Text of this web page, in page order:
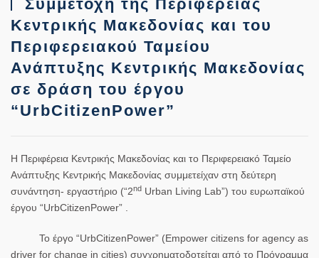
Συμμετοχή της Περιφέρειας
Κεντρικής Μακεδονίας και του
Περιφερειακού Ταμείου
Ανάπτυξης Κεντρικής Μακεδονίας
σε δράση του έργου
“UrbCitizenPower”
Η Περιφέρεια Κεντρικής Μακεδονίας και το Περιφερειακό Ταμείο
Ανάπτυξης Κεντρικής Μακεδονίας συμμετείχαν στη δεύτερη
συνάντηση- εργαστήριο (“2nd Urban Living Lab”) του ευρωπαϊκού
έργου “UrbCitizenPower”
Το έργο “UrbCitizenPower” (Empower citizens for agency as
driver for change in cities) συγχρηματοδοτείται από το Πρόγραμμα